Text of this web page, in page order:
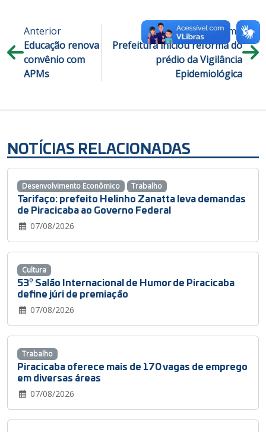
Anterior
Educação renova
convênio com
APMs
Próximo
Prefeitura iniciou reforma do
prédio da Vigilância
Epidemiológica
NOTÍCIAS RELACIONADAS
Tarifaço: prefeito Helinho Zanatta leva demandas
de Piracicaba ao Governo Federal
07/08/2026
Desenvolvimento Econômico Trabalho
53º Salão Internacional de Humor de Piracicaba
define júri de premiação
07/08/2026
Cultura
Piracicaba oferece mais de 170 vagas de emprego
em diversas áreas
07/08/2026
Trabalho